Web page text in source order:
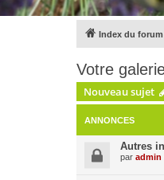
Index du forum
Votre
Nouveau sujet
ANNONCES
Autres
par admin